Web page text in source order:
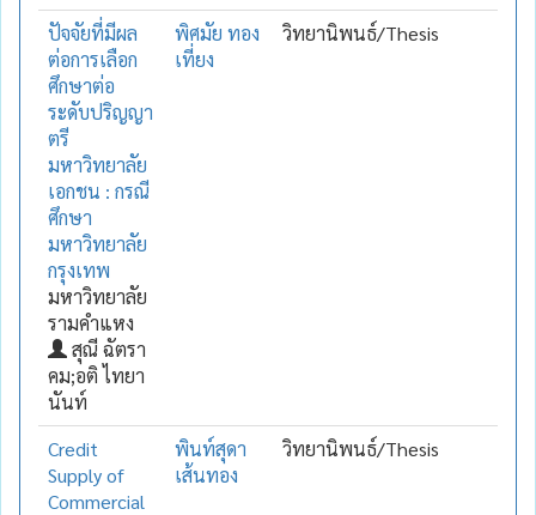
ปัจจัยที่มีผล
ต่อการเลือก
ศึกษาต่อ
ระดับปริญญา
ตรี
มหาวิทยาลัย
เอกชน : กรณี
ศึกษา
มหาวิทยาลัย
กรุงเทพ
มหาวิทยาลัย
รามคำแหง
สุณี ฉัตรา
คม;อติ ไทยา
นันท์
พิศมัย ทอง
เที่ยง
วิทยานิพนธ์/Thesis
Credit
Supply of
Commercial
พินท์สุดา
เส้นทอง
วิทยานิพนธ์/Thesis